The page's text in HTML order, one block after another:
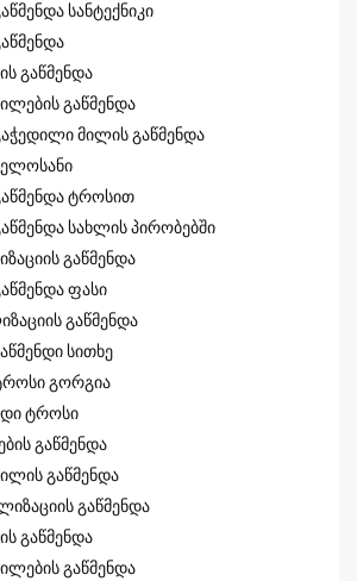
სანტექნიკი
გაწმენდა
გაწმენდა
მილის გაწმენდა
ტროსით
სახლის პირობებში
გაწმენდა
ფასი
გაწმენდა
სითხე
გორგია
ტროსი
გაწმენდა
გაწმენდა
გაწმენდა
გაწმენდა
გაწმენდა